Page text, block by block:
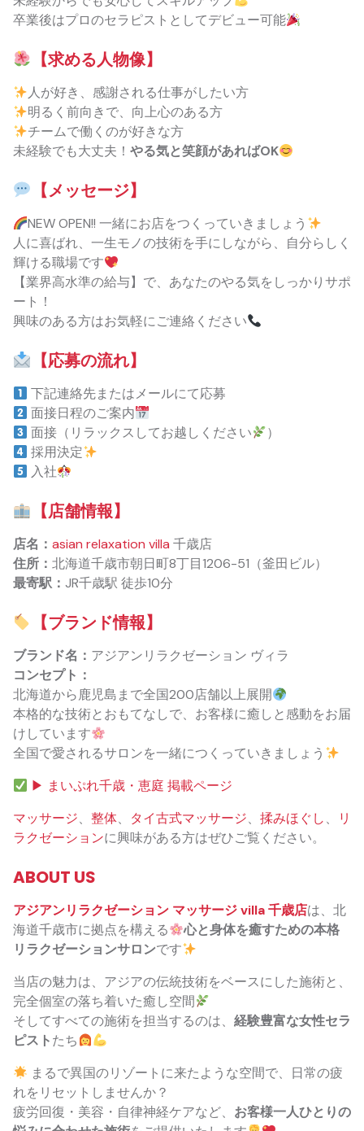
卒業後はプロのセラピストとしてデビュー可能
【求める人物像】
人が好き、感謝される仕事がしたい方
明るく前向きで、向上心のある方
チームで働くのが好きな方
未経験でも大丈夫！ やる気と笑顔があればOK
【メッセージ】
NEW OPEN!! 一緒にお店をつくっていきましょう
人に喜ばれ、一生モノの技術を手にしながら、自分らしく
輝ける職場です
【業界高水準の給与】で、あなたのやる気をしっかりサポ
ート！
興味のある方はお気軽にご連絡ください
【応募の流れ】
下記連絡先またはメールにて応募
面接日程のご案内
面接（リラックスしてお越しください
）
採用決定
入社
【店舗情報】
店名： asian relaxation villa 千歳店
住所： 北海道千歳市朝日町8丁目1206-51（釜田ビル）
最寄駅： JR千歳駅 徒歩10分
【ブランド情報】
ブランド名： アジアンリラクゼーション ヴィラ
コンセプト：
北海道から鹿児島まで全国200店舗以上展開
本格的な技術とおもてなしで、お客様に癒しと感動をお届
けしています
全国で愛されるサロンを一緒につくっていきましょう
▶ まいぷれ千歳・恵庭 掲載ページ
マッサージ、 整体、 タイ古式マッサージ、 揉みほぐし、
リ
ラクゼーションに興味がある方はぜひご覧ください。
ABOUT US
アジアンリラクゼーション マッサージ villa 千歳店は、北
海道千歳市に拠点を構える
心と身体を癒すための本格
リラクゼーションサロンです
当店の魅力は、アジアの伝統技術をベースにした施術と、
完全個室の落ち着いた癒し空間
そしてすべての施術を担当するのは、 経験豊富な女性セラ
ピストたち
まるで異国のリゾートに来たような空間で、日常の疲
れをリセットしませんか？
疲労回復・美容・自律神経ケアなど、 お客様一人ひとりの